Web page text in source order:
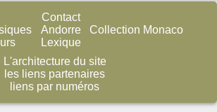
Contact
Andorre
Lexique
Collection Monaco
L'architecture du site
les liens partenaires
liens par numéros